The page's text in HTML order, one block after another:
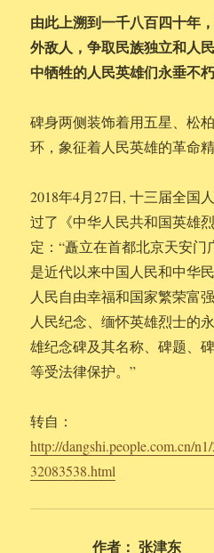
由此上溯到一千八百四十年
外敌人，争取民族独立和人
中牺牲的人民英雄们永垂不
碑身两侧装饰着用五星、松
环，象征着人民英雄的革命精
2018年4月27日, 十三届全国
过了《中华人民共和国英雄
定：“矗立在首都北京天安门
是近代以来中国人民和中华
人民自由幸福和国家繁荣富
人民纪念、缅怀英雄烈士的
雄纪念碑及其名称、碑题、
等受法律保护。”
转自：
http://dangshi.people.com.cn/
32083538.html
作者： 张津东